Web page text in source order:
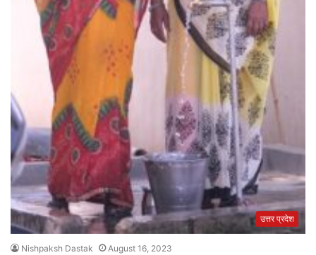
उत्तर प्रदेश
Nishpaksh Dastak August 16, 2023